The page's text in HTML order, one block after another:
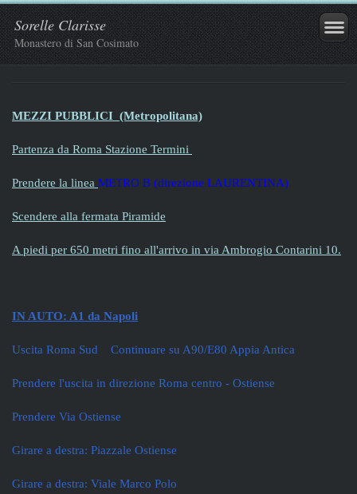
Sorelle Clarisse
Monastero di San Cosimato
MEZZI PUBBLICI(Metropolitana)
Partenza da Roma Stazione Termini
Prendere la linea METRO B (direzione LAURENTINA)
Scendere alla fermata Piramide
A piedi per 650 metri fino all'arrivo in via Ambrogio Contarini 10.
IN AUTO: A1 da Napoli
Uscita Roma Sud Continuare su A90/E80 Appia Antica
Prendere l'uscita in direzione Roma centro - Ostiense
Prendere Via Ostiense
Girare a destra: Piazzale Ostiense
Girare a destra: Viale Marco Polo